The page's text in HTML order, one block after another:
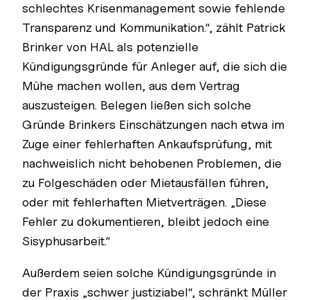
schlechtes Krisenmanagement sowie fehlende
Transparenz und Kommunikation.“, zählt Patrick
Brinker von HAL als potenzielle
Kündigungsgründe für Anleger auf, die sich die
Mühe machen wollen, aus dem Vertrag
auszusteigen. Belegen ließen sich solche
Gründe Brinkers Einschätzungen nach etwa im
Zuge einer fehlerhaften Ankaufsprüfung, mit
nachweislich nicht behobenen Problemen, die
zu Folgeschäden oder Mietausfällen führen,
oder mit fehlerhaften Mietverträgen. „Diese
Fehler zu dokumentieren, bleibt jedoch eine
Sisyphusarbeit.“
Außerdem seien solche Kündigungsgründe in
der Praxis „schwer justiziabel“, schränkt Müller